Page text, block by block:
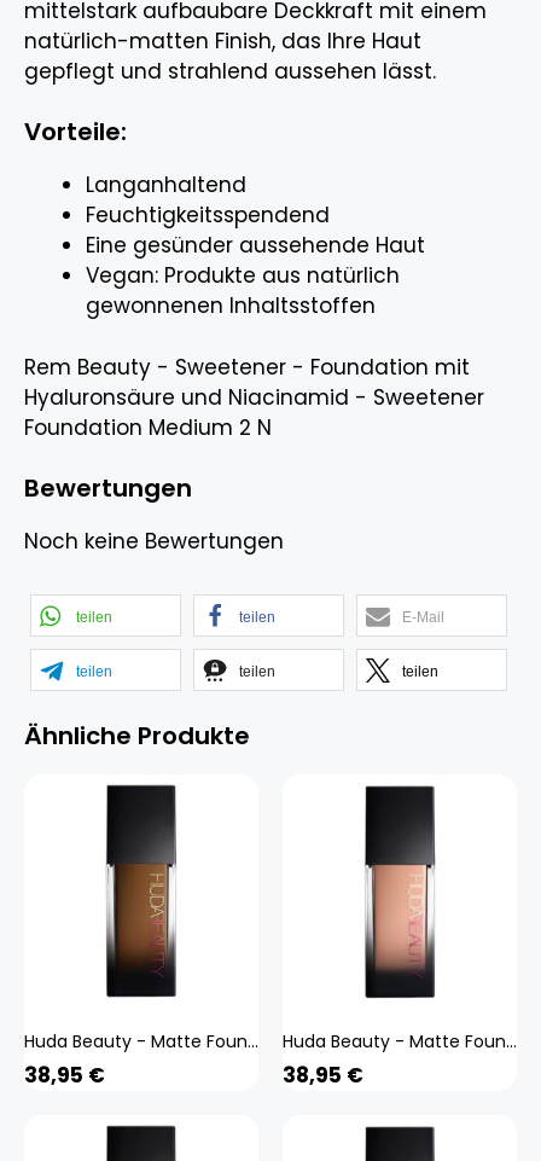
mittelstark aufbaubare Deckkraft mit einem
natürlich-matten Finish, das Ihre Haut
gepflegt und strahlend aussehen lässt.
Vorteile:
Langanhaltend
Feuchtigkeitsspendend
Eine gesünder aussehende Haut
Vegan: Produkte aus natürlich
gewonnenen Inhaltsstoffen
Rem Beauty - Sweetener - Foundation mit
Hyaluronsäure und Niacinamid - Sweetener
Foundation Medium 2 N
Bewertungen
Noch keine Bewertungen
teilen teilen E-Mail
teilen teilen teilen
Ähnliche Produkte
Huda Beauty - Matte Foundation - #fauxfilter - fauxfilter Luminous Matte 520g Nutmeg
38,95 €
Huda Beauty - Matte Foundation - #fauxfilter - fauxfilter Luminous Matte 315b Shortcake
38,95 €